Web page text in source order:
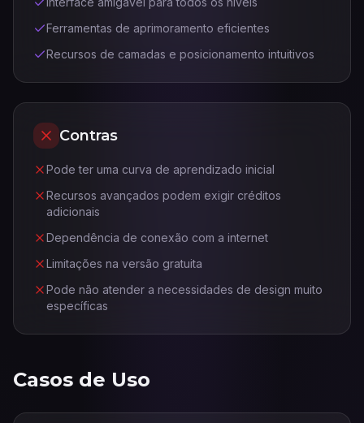
Ferramentas de aprimoramento eficientes
Recursos de camadas e posicionamento intuitivos
Contras
Pode ter uma curva de aprendizado inicial
Recursos avançados podem exigir créditos
adicionais
Dependência de conexão com a internet
Limitações na versão gratuita
Pode não atender a necessidades de design muito
específicas
Casos de Uso